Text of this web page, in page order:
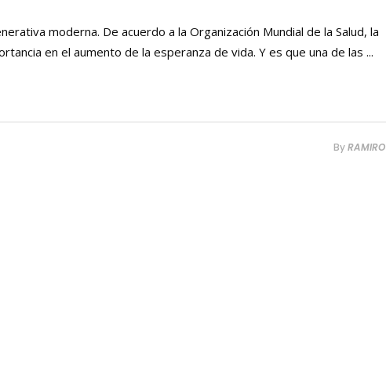
moderna. De acuerdo a la Organización Mundial de la Salud, la
en el aumento de la esperanza de vida. Y es que una de las
ByRAMIRO